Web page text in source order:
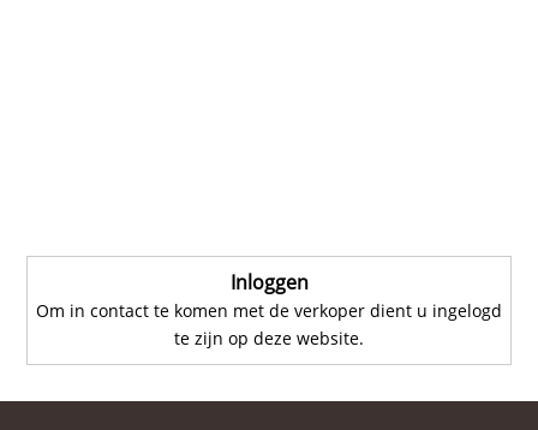
Inloggen
Om in contact te komen met de verkoper dient u ingelogd
te zijn op deze website.